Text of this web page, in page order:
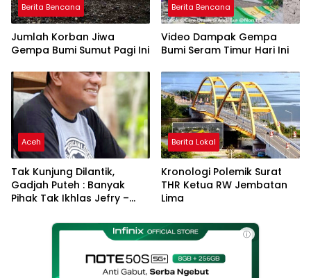
Berita Bencana
Jumlah Korban Jiwa
Gempa Bumi Sumut Pagi Ini
Berita Bencana
Video Dampak Gempa
Bumi Seram Timur Hari Ini
Aceh
Tak Kunjung Dilantik,
Gadjah Puteh : Banyak
Pihak Tak Ikhlas Jefry –
Berita Lokal
Kronologi Polemik Surat
THR Ketua RW Jembatan
Lima
ⓘ